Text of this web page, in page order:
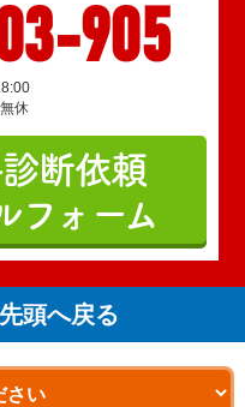
905
休
断依頼
フォーム
頭へ戻る